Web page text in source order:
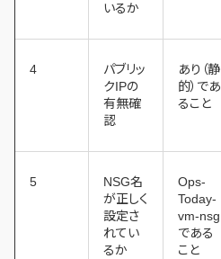
いるか
4
パブリッ
クIPの
有無確
認
あり（静
的）であ
ること
5
NSG名
が正しく
設定さ
れてい
るか
Ops-
Today-
vm-nsg
である
こと